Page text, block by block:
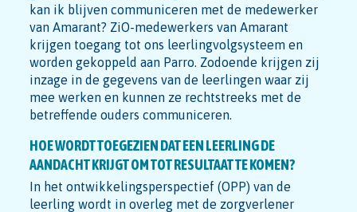
kan ik blijven communiceren met de medewerker
van Amarant? ZiO-medewerkers van Amarant
krijgen toegang tot ons leerlingvolgsysteem en
worden gekoppeld aan Parro. Zodoende krijgen zij
inzage in de gegevens van de leerlingen waar zij
mee werken en kunnen ze rechtstreeks met de
betreffende ouders communiceren.
HOE WORDT TOEGEZIEN DAT EEN LEERLING DE
AANDACHT KRIJGT OM TOT RESULTAAT TE KOMEN?
In het ontwikkelingsperspectief (OPP) van de
leerling wordt in overleg met de zorgverlener